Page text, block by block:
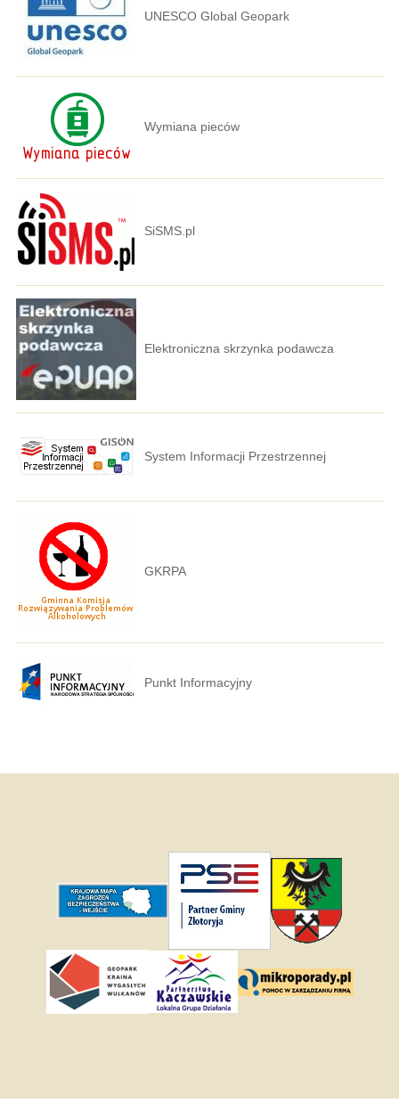
UNESCO Global Geopark
Wymiana pieców
SiSMS.pl
Elektroniczna skrzynka podawcza
System Informacji Przestrzennej
GKRPA
Punkt Informacyjny